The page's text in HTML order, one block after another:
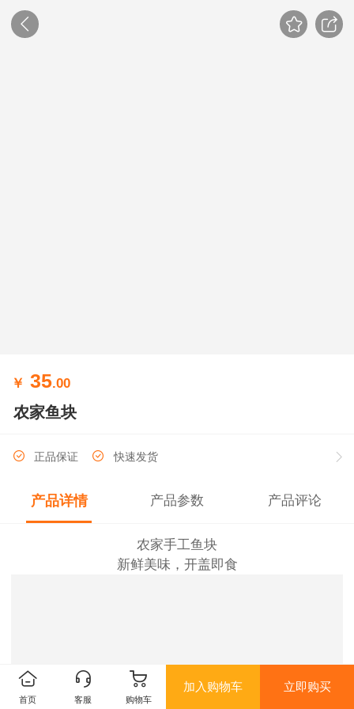
￥ 35.00
农家鱼块
正品保证 快速发货
产品详情 产品参数 产品评论
农家手工鱼块
新鲜美味，开盖即食
首页 客服 购物车
加入购物车 立即购买